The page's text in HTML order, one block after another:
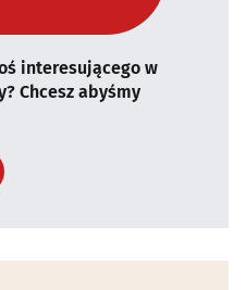
interesującego w
Chcesz abyśmy